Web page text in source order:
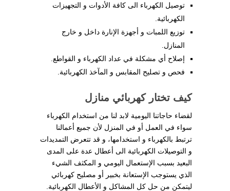
توصيل الكهرباء الى كافة الأدوات و التجهيزات
الكهربائية.
توزيع اللمبات و أجهزة الإنارة داخل و خارج
المنازل.
إصلاح أي مشكلة في عداد الكهرباء و القواطع.
فحص و تصليح المقابس و المآخذ الكهربائية.
كيف تختار كهربائي منازل
لقضاء حاجاتنا اليومية لابد لنا من استخدام الكهرباء
سواء في العمل أو في المنزل لأن جميع أعمالنا
ترتبط بالكهرباء و استخدامها، و قد تتعرض التمديدات
و التوصيلات الكهربائية الى أعطال عدة على المدى
البعيد بسبب الإستعمال اليومي و المكثف الشيء
الذي يستوجب الإستعانة بخبير أو مصليح كهربائي
ليتمكن من حل كل المشاكل و الأعطال الكهربائية.